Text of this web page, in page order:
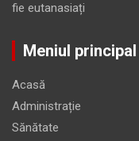
fie eutanasiați
Meniul principal
Acasă
Administrație
Sănătate